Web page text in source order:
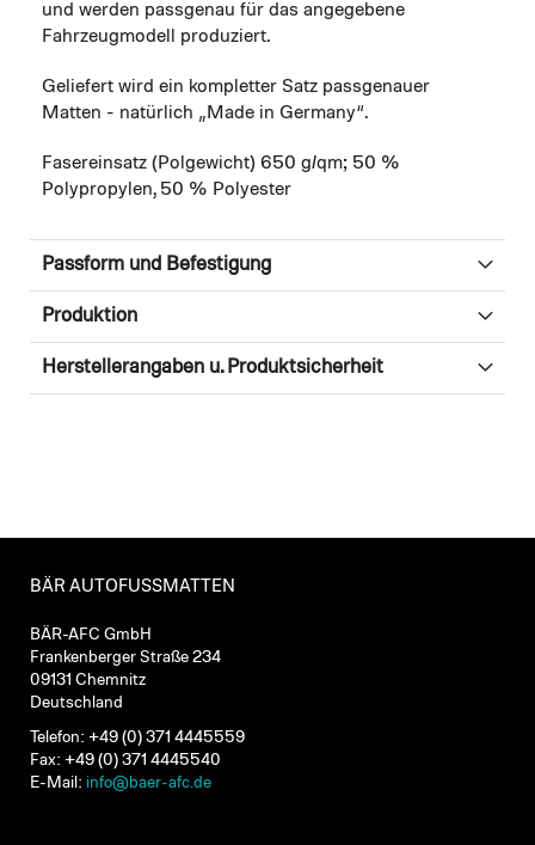
und werden passgenau für das angegebene
Fahrzeugmodell produziert.
Geliefert wird ein kompletter Satz passgenauer
Matten - natürlich „Made in Germany“.
Fasereinsatz (Polgewicht) 650 g/qm; 50 %
Polypropylen, 50 % Polyester
Passform und Befestigung
Produktion
Herstellerangaben u. Produktsicherheit
BÄR AUTOFUSSMATTEN
BÄR-AFC GmbH
Frankenberger Straße 234
09131 Chemnitz
Deutschland
Telefon: +49 (0) 371 4445559
Fax: +49 (0) 371 4445540
E-Mail: info@baer-afc.de